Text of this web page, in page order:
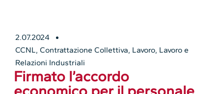
2.07.2024
CCNL,Contrattazione Collettiva, Lavoro, Lavoro e
Relazioni Industriali
Firmato l’accordo